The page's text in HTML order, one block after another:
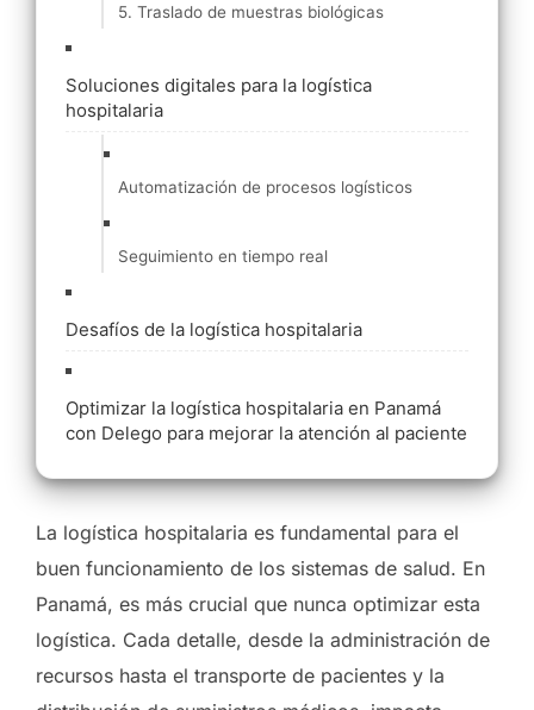
5. Traslado de muestras biológicas
Soluciones digitales para la logística
hospitalaria
Automatización de procesos logísticos
Seguimiento en tiempo real
Desafíos de la logística hospitalaria
Optimizar la logística hospitalaria en Panamá
con Delego para mejorar la atención al paciente
La logística hospitalaria es fundamental para el
buen funcionamiento de los sistemas de salud. En
Panamá, es más crucial que nunca optimizar esta
logística. Cada detalle, desde la administración de
recursos hasta el transporte de pacientes y la